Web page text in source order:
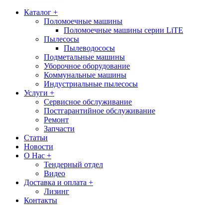
Каталог +
Поломоечные машины
Поломоечные машины серии LiTE
Пылесосы
Пылеводососы
Подметальные машины
Уборочное оборудование
Коммунальные машины
Индустриальные пылесосы
Услуги +
Сервисное обслуживание
Постгарантийное обслуживание
Ремонт
Запчасти
Статьи
Новости
О Нас +
Тендерный отдел
Видео
Доставка и оплата +
Лизинг
Контакты